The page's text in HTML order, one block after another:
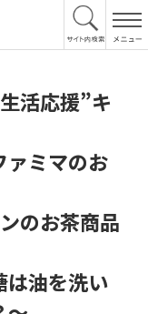
活応援”キ
ァミマのお
のお茶商品
は油を洗い